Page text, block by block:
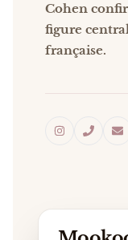
Cohen
figure
française.